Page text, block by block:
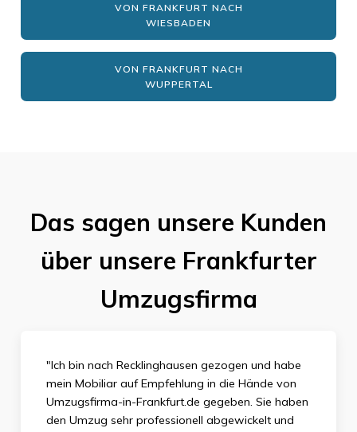
VON FRANKFURT NACH
WIESBADEN
VON FRANKFURT NACH
WUPPERTAL
Das sagen unsere Kunden
über unsere Frankfurter
Umzugsfirma
"Ich bin nach Recklinghausen gezogen und habe
mein Mobiliar auf Empfehlung in die Hände von
Umzugsfirma-in-Frankfurt.de gegeben. Sie haben
den Umzug sehr professionell abgewickelt und